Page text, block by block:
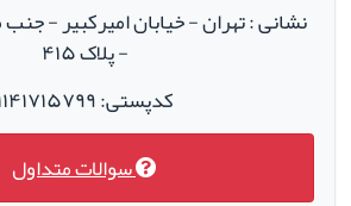
نشانی : تهران - خیابان امیرکبیر -
- پلاک ۴۱۵
کدپستی: ۱۱۴۱۷۱۵۷۹۹
سوالات متداول